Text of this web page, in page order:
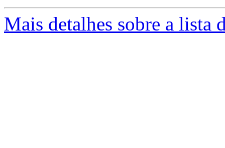
Mais detalhes sobre a lista